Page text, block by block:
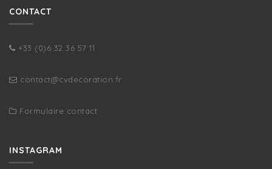
CONTACT
+33 (0)6 32 36 57 11
contact@cvdecoration.fr
Formulaire contact
INSTAGRAM